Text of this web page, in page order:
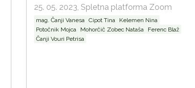
25. 05. 2023, Spletna platforma Zoom
mag. Čanji Vanesa Cipot Tina
Kelemen Nina
Potočnik Mojca
Mohorčič Zobec Nataša
Ferenc Blaž
Čanji Vouri Petrisa